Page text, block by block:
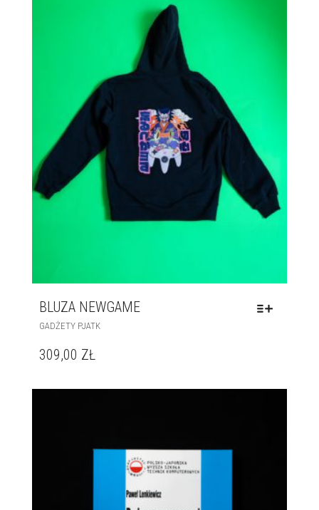
BLUZA NEWGAME
GADŻETY PJATK
309,00 ZŁ